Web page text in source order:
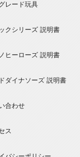
レード玩具
クシリーズ 説明書
ヒーローズ 説明書
ダイナソーズ 説明書
合わせ
ス